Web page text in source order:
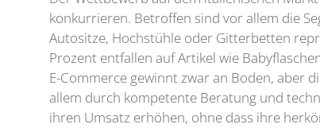
konkurrieren. Betroffen sind vor allem die
Autositze, Hochstühle oder Gitterbetten
Prozent entfallen auf Artikel wie
E-Commerce gewinnt zwar an Boden, aber
allem durch kompetente Beratung und
ihren Umsatz erhöhen, ohne dass ihre